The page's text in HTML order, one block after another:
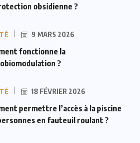
obsidienne ?
9 MARS 2026
fonctionne la
?
18 FÉVRIER 2026
permettre l’accès à la piscine
en fauteuil roulant ?